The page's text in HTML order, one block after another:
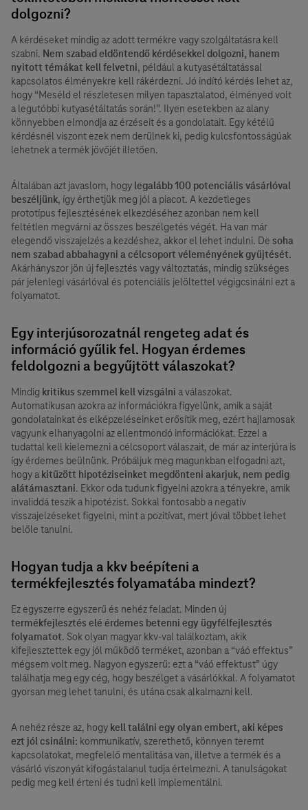
dolgozni?
A kérdéseket mindig az adott termékre vagy szolgáltatásra kell
szabni. Nem szabad eldöntendő kérdésekkel dolgozni, hanem
nyitott témákat kell felvetni, például a kutyasétáltatással
kapcsolatos élményekre kell rákérdezni. Jó indító kérdés lehet az,
hogy “Meséld el részletesen milyen tapasztalatod, élményed volt
a legutóbbi kutyasétáltatás során!”. Ilyen esetekben az alany
könnyebben elmondja az érzéseit és a gondolatait. Egy kétélű
kérdésnél viszont ezek nem derülnek ki, pedig kulcsfontosságúak
lehetnek a termék jövőjét illetően.
Általában azt javaslom, hogy legalább 100 potenciális vásárlóval
beszéljünk, így érthetjük meg jól a piacot. A kezdetleges
prototípus fejlesztésének elkezdéséhez azonban nem kell
feltétlen megvárni az összes beszélgetés végét. Ha van már
elegendő visszajelzés a kezdéshez, akkor el lehet indulni. De soha
nem szabad abbahagyni a célcsoport véleményének gyűjtését.
Akárhányszor jön új fejlesztés vagy változtatás, mindig szükséges
pár jelenlegi vásárlóval és potenciális jelöltettel végigcsinálni ezt a
folyamatot.
Egy interjúsorozatnál rengeteg adat és
információ gyűlik fel. Hogyan érdemes
feldolgozni a begyűjtött válaszokat?
Mindig kritikus szemmel kell vizsgálni a válaszokat.
Automatikusan azokra az információkra figyelünk, amik a saját
gondolatainkat és elképzeléseinket erősítik meg, ezért hajlamosak
vagyunk elhanyagolni az ellentmondó információkat. Ezzel a
tudattal kell kielemezni a célcsoport válaszait, de már az interjúra is
így érdemes beülnünk. Próbáljuk meg magunkban elfogadni azt,
hogy a kitűzött hipotéziseinket megdönteni akarjuk, nem pedig
alátámasztani. Ekkor oda tudunk figyelni azokra a tényekre, amik
invaliddá teszik a hipotézist. Sokkal fontosabb a negatív
visszajelzéseket figyelni, mint a pozitívat, mert jóval többet lehet
belőle tanulni.
Hogyan tudja a kkv beépíteni a
termékfejlesztés folyamatába mindezt?
Ez egyszerre egyszerű és nehéz feladat. Minden új
termékfejlesztés elé érdemes betenni egy ügyfélfejlesztés
folyamatot. Sok olyan magyar kkv-val találkoztam, akik
kifejlesztettek egy jól működő terméket, azonban a “váó effektus”
mégsem volt meg. Nagyon egyszerű: ezt a “váó effektust” úgy
találhatja meg egy cég, hogy beszélget a vásárlókkal. A folyamatot
gyorsan meg lehet tanulni, és utána csak alkalmazni kell.
A nehéz része az, hogy kell találni egy olyan embert, aki képes
ezt jól csinálni: kommunikatív, szerethető, könnyen teremt
kapcsolatokat, megfelelő mentalitása van, illetve a termék és a
vásárló viszonyát kifogástalanul tudja értelmezni. A tanulságokat
pedig meg kell érteni és tudni kell implementálni.